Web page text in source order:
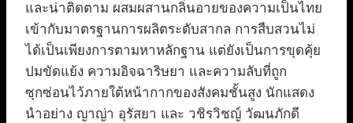
และน่าติดตาม ผสมผสานกลิ่นอายของความเป็นไทย
เข้ากับมาตรฐานการผลิตระดับสากล การสืบสวนไม่
ได้เป็นเพียงการตามหาหลักฐาน แต่ยังเป็นการขุดคุ้ย
ปมขัดแย้ง ความอิจฉาริษยา และความลับที่ถูก
ซุกซ่อนไว้ภายใต้หน้ากากของสังคมชั้นสูง นักแสดง
นำอย่าง ญาญ่า อุรัสยา และ วชิรวิชญ์ วัฒนภักดี